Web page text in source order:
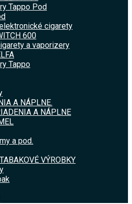
Tappo Pod
cigarety
600
a vaporizery
Tappo
A NÁPLNE.
A NÁPLNE
a pod.
VÝROBKY